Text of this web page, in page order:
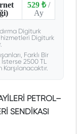
529 ₺ /
Ay
Digiturk
hizmetleri Digiturk
Farklı Bir
2500 TL
PETROL–
SENDİKASI